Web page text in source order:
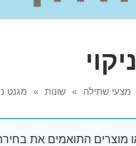
מצעי שתילה » שונות » מגנט
מוצרים התואמים את